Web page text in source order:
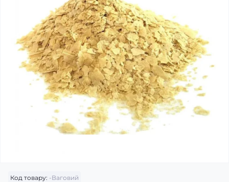
Код товару: -Ваговий